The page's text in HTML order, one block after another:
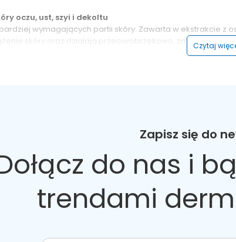
oczu, ust, szyi i dekoltu
wymagających partii skóry. Zawarta w ekstrakcie z
skóry oraz działają przeciwobrzękowo, zmniejszając
Cyclopentasiloxane, Macadamia Integrifolia Seed Oil,
Seed Extract, Cetyl Alcohol, Glycerin, Glyceryl
Phenoxyethanol / Ethylhexylglycerin, Sodium
Isohexadecane, Glycerin / Glycyrrhiza Glabra Root
Stearate Citrate, Dimethicone, Retinyl Palmitate /
Stearyl Alcohol, Acrylates/C10-30 Alkyl Acrylate
Cyclopentasiloxane, Macadamia Integrifolia Seed Oil
Leaf Extract (wyciąg z zielonej herbaty/wyciąg z
Cetyl Alcohol, Glycerin (gliceryna), Glyceryl Stearate
C10-30 Alkyl Acrylate Crosspolymer,
Czytaj
Zapisz się do
do nas i
trendami